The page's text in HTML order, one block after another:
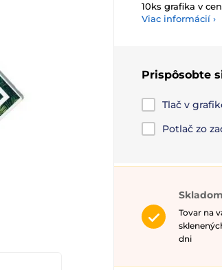
10ks grafika v
Viac informácií ›
Prispôsobte
Tlač v
Potlač zo
Tovar na
dni